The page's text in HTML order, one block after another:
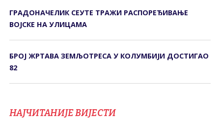
ГРАДОНАЧЕЛИК СЕУТЕ ТРАЖИ РАСПОРЕЂИВАЊЕ
ВОЈСКЕ НА УЛИЦАМА
БРОЈ ЖРТАВА ЗЕМЉОТРЕСА У КОЛУМБИЈИ ДОСТИГАО
82
НАЈЧИТАНИЈЕ ВИЈЕСТИ